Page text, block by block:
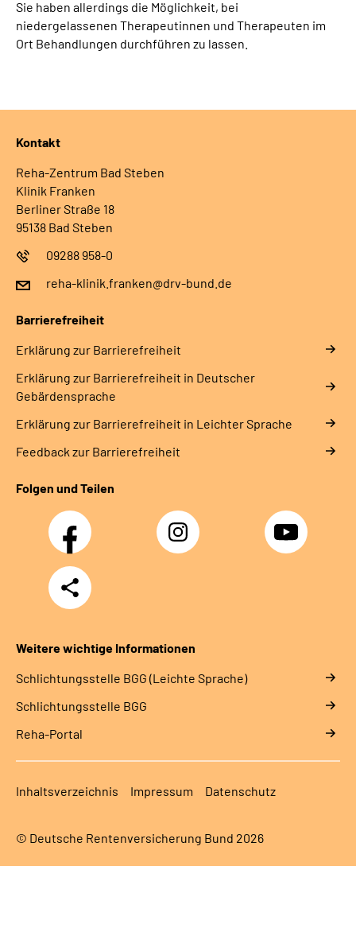
Sie haben allerdings die Möglichkeit, bei
niedergelassenen Therapeutinnen und Therapeuten im
Ort Behandlungen durchführen zu lassen.
Kontakt
Reha-Zentrum Bad Steben
Klinik Franken
Berliner Straße 18
95138 Bad Steben
09288 958-0
reha-klinik.franken@drv-bund.de
Barrierefreiheit
Erklärung zur Barrierefreiheit
Erklärung zur Barrierefreiheit in Deutscher
Gebärdensprache
Erklärung zur Barrierefreiheit in Leichter Sprache
Feedback zur Barrierefreiheit
Folgen und Teilen
Facebook Instagram YouTube
Teilen
Weitere wichtige Informationen
Schlich­tungs­stel­le BGG (Leichte Sprache)
Schlich­tungs­stel­le BGG
Reha-Portal
Inhaltsverzeichnis Impressum Datenschutz
© Deutsche Rentenversicherung Bund 2026